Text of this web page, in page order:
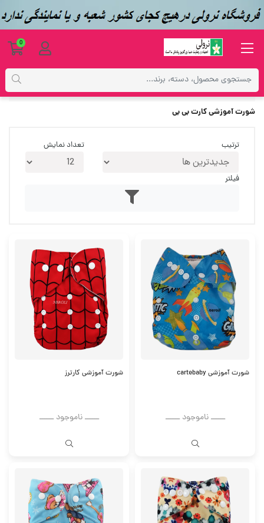
شورت آموزشی کارت بی بی
ترتیب تعداد نمایش
فیلتر
شورت آموزشی cartebaby
ــــــ ناموجود ــــــ
شورت آموزشی کارترز
ــــــ ناموجود ــــــ
0